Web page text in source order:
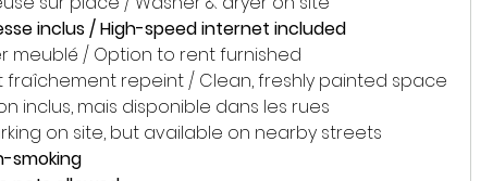
inclus / High-speed internet included
meublé / Option to rent furnished
fraîchement repeint / Clean, freshly painted space
inclus, mais disponible dans les rues
on site, but available on nearby streets
smoking